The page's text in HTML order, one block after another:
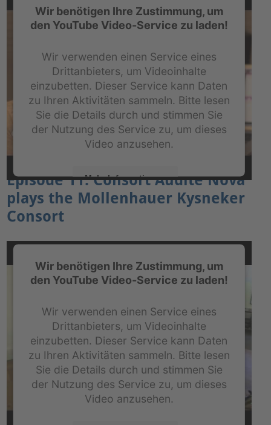
Wir benötigen Ihre Zustimmung, um
den YouTube Video-Service zu laden!
Wir verwenden einen Service eines
Drittanbieters, um Videoinhalte
einzubetten. Dieser Service kann Daten
zu Ihren Aktivitäten sammeln. Bitte lesen
Sie die Details durch und stimmen Sie
der Nutzung des Service zu, um dieses
Video anzusehen.
Mehr Informationen
Platform&eRecht24
Episode 11: Consort Audite Nova
plays the Mollenhauer Kysneker
Consort
Wir benötigen Ihre Zustimmung, um
den YouTube Video-Service zu laden!
Wir verwenden einen Service eines
Drittanbieters, um Videoinhalte
einzubetten. Dieser Service kann Daten
zu Ihren Aktivitäten sammeln. Bitte lesen
Sie die Details durch und stimmen Sie
der Nutzung des Service zu, um dieses
Video anzusehen.